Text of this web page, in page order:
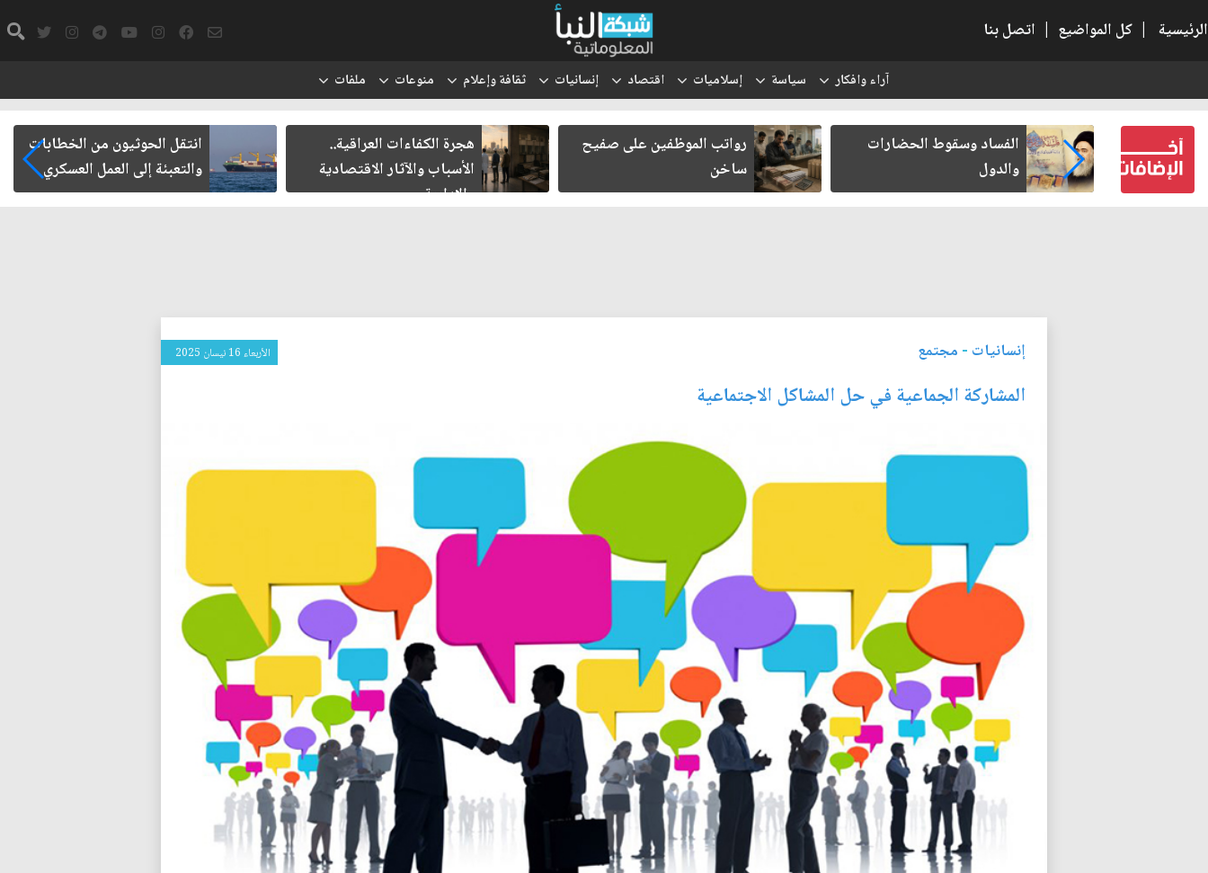
الرئيسية | كل المواضيع | اتصل بنا
آراء وافكار سياسة إسلاميات اقتصاد إنسانيات ثقافة وإعلام منوعات ملفات
كتب لنفسه
الفساد وسقوط الحضارات
والدول
رواتب الموظفين على صفيح
ساخن
هجرة الكفاءات العراقية..
الأسباب والآثار الاقتصادية
والإدارية
انتقل الحوثيون من الخطابات
والتعبئة إلى العمل العسكري
إنسانيات - مجتمع الأربعاء 16 نيسان 2025
المشاركة الجماعية في حل المشاكل الاجتماعية